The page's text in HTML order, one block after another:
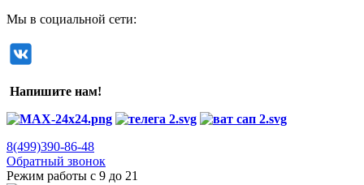
Мы в социальной сети:
Напишите нам!
8(499)390-86-48
Обратный звонок
Режим работы с 9 до 21